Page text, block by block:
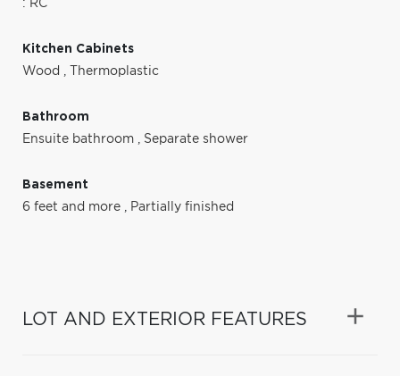
: RC
Kitchen Cabinets
Wood , Thermoplastic
Bathroom
Ensuite bathroom , Separate shower
Basement
6 feet and more , Partially finished
LOT AND EXTERIOR FEATURES